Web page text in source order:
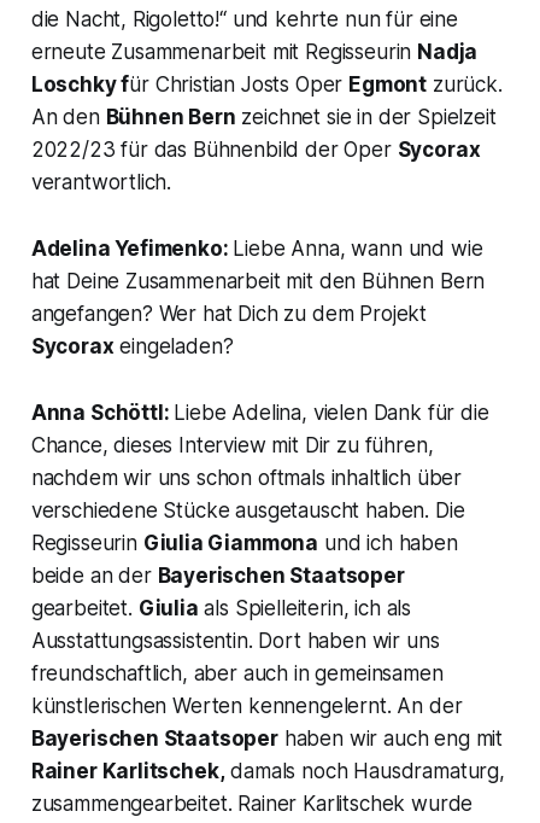
die Nacht, Rigoletto!“ und kehrte nun für eine
erneute Zusammenarbeit mit Regisseurin Nadja
Loschky für Christian Josts Oper Egmont zurück.
An den Bühnen Bern zeichnet sie in der Spielzeit
2022/23 für das Bühnenbild der Oper Sycorax
verantwortlich.
Adelina Yefimenko: Liebe Anna, wann und wie
hat Deine Zusammenarbeit mit den Bühnen Bern
angefangen? Wer hat Dich zu dem Projekt
Sycorax eingeladen?
Anna Schöttl: Liebe Adelina, vielen Dank für die
Chance, dieses Interview mit Dir zu führen,
nachdem wir uns schon oftmals inhaltlich über
verschiedene Stücke ausgetauscht haben. Die
Regisseurin Giulia Giammona und ich haben
beide an der Bayerischen Staatsoper
gearbeitet. Giulia als Spielleiterin, ich als
Ausstattungsassistentin. Dort haben wir uns
freundschaftlich, aber auch in gemeinsamen
künstlerischen Werten kennengelernt. An der
Bayerischen Staatsoperhaben wir auch eng mit
Rainer Karlitschek,damals noch Hausdramaturg,
zusammengearbeitet. Rainer Karlitschek wurde